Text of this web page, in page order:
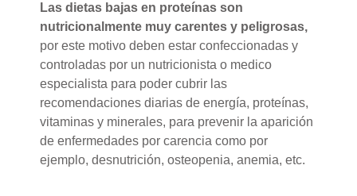
Las dietas bajas en proteínas son
nutricionalmente muy carentes y peligrosas,
por este motivo deben estar confeccionadas y
controladas por un nutricionista o medico
especialista para poder cubrir las
recomendaciones diarias de energía, proteínas,
vitaminas y minerales, para prevenir la aparición
de enfermedades por carencia como por
ejemplo, desnutrición, osteopenia, anemia, etc.